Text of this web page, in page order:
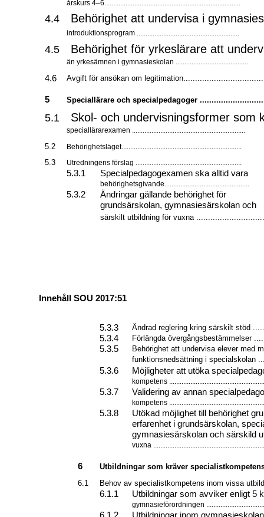
årskurs 4–6.............................................................................
4.4 Behörighet att undervisa i
introduktionsprogram ..........................................................
4.5 Behörighet för yrkeslärare att
än yrkesämnen i gymnasieskolan .........................................
4.6 Avgift för ansökan om
5 Speciallärare och specialpedagoger ...........................
5.1 Skol- och undervisningsformer som
speciallärarexamen ................................................................
5.2 Behörighetsläget....................................................................
5.3 Utredningens förslag ............................................................
5.3.1 Specialpedagogexamen ska alltid vara
behörighetsgivande................................................
5.3.2
Ändringar gällande behörighet för
grundsärskolan, gymnasiesärskolan och
särskilt utbildning för vuxna
Innehåll SOU 2017:51
5.3.3 Ändrad reglering kring särskilt stöd
5.3.4 Förlängda övergångsbestämmelser
5.3.5
Behörighet att undervisa elever med
funktionsnedsättning i specialskolan
5.3.6 Möjligheter att utöka
kompetens
5.3.7 Validering av annan
kompetens
5.3.8
Utökad möjlighet till behörighet
erfarenhet i grundsärskolan,
gymnasiesärskolan och särskild
vuxna
6
Utbildningar som kräver
6.1
Behov av specialistkompetens inom vissa
6.1.1 Utbildningar som avviker enligt 5
gymnasieförordningen
6.1.2 Utbildningar inom